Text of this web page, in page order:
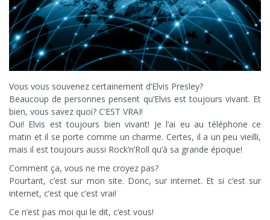
Vous vous souvenez certainement d’Elvis Presley?
Beaucoup de personnes pensent qu’Elvis est toujours vivant. Et
bien, vous savez quoi? C’EST VRAI!
Oui! Elvis est toujours bien vivant! Je l’ai eu au téléphone ce
matin et il se porte comme un charme. Certes, il a un peu vieilli,
mais il est toujours aussi Rock’n’Roll qu’à sa grande époque!
Comment ça, vous ne me croyez pas?
Pourtant, c’est sur mon site. Donc, sur internet. Et si c’est sur
internet, c’est que c’est vrai!
Ce n’est pas moi qui le dit, c’est vous!